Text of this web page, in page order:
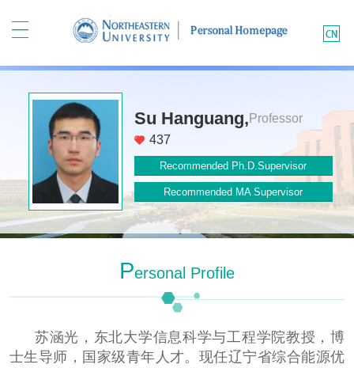
Su Hanguang, Professor
437
Recommended Ph.D.Supervisor
Recommended MA Supervisor
PErsonal Profile
苏涵光，东北大学信息科学与工程学院教授，博
士生导师，国家级青年人才。现任辽宁省综合能源优